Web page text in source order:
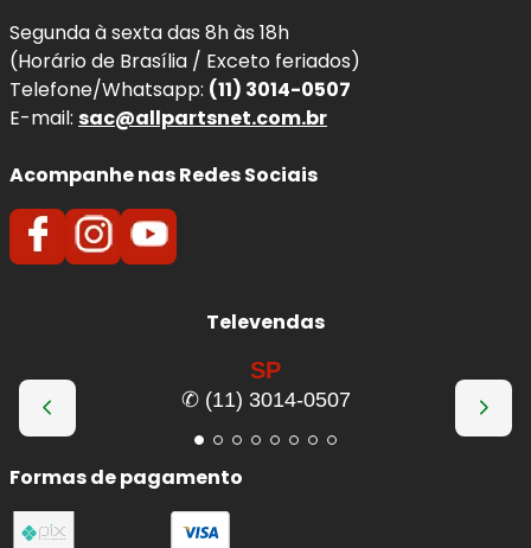
Segunda à sexta das 8h às 18h
(Horário de Brasília / Exceto feriados)
Telefone/Whatsapp: (11) 3014-0507
E-mail: sac@allpartsnet.com.br
Acompanhe nas Redes Sociais
Televendas
SP
✆ (11) 3014-0507
Formas de pagamento